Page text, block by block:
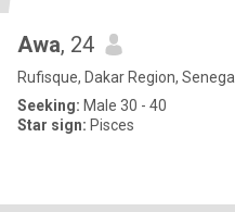
Awa, 24
Rufisque, Dakar Region, Senegal
Seeking: Male 30 - 40
Star sign: Pisces